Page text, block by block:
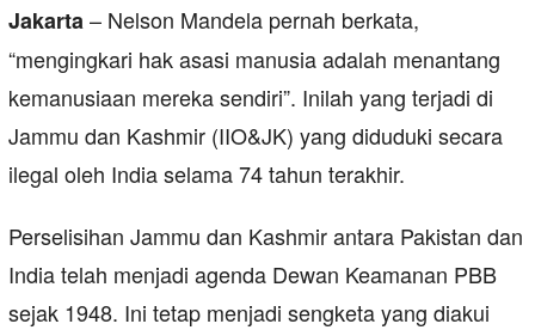
Jakarta– Nelson Mandela pernah berkata,
“mengingkari hak asasi manusia adalah menantang
kemanusiaan mereka sendiri”. Inilah yang terjadi di
Jammu dan Kashmir (IIO&JK) yang diduduki secara
ilegal oleh India selama 74 tahun terakhir.
Perselisihan Jammu dan Kashmir antara Pakistan dan
India telah menjadi agenda Dewan Keamanan PBB
sejak 1948. Ini tetap menjadi sengketa yang diakui